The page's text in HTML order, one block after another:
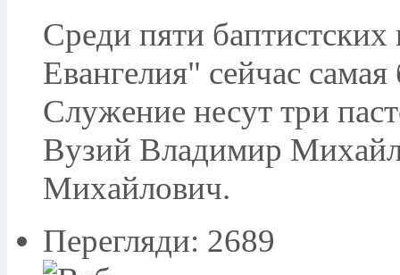
Среди пяти
Евангелия" сейчас
Служение несут три
Вузий Владимир
Михайлович.
Перегляди: 2689